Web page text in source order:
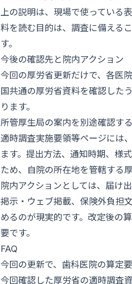
上の説明は、現場で使っている
料を読む目的は、調査に備える
す。
今後の確認先と院内アクション
今回の厚労省更新だけで、各医
国共通の厚労省資料を確認した
ります。
所管厚生局の案内を別途確認する
適時調査実施要領等ページには
ます。提出方法、通知時期、様
ため、自院の所在地を管轄する
院内アクションとしては、届け
掲示・ウェブ掲載、保険外負担
めるのが現実的です。改定後の
要です。
FAQ
今回の更新で、歯科医院の算定
今回確認した厚労省の適時調査